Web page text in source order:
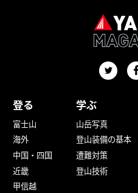
登る
富士山
海外
中国・四国
近畿
甲信越
学ぶ
山岳写真
登山装備の基本
遭難対策
登山技術